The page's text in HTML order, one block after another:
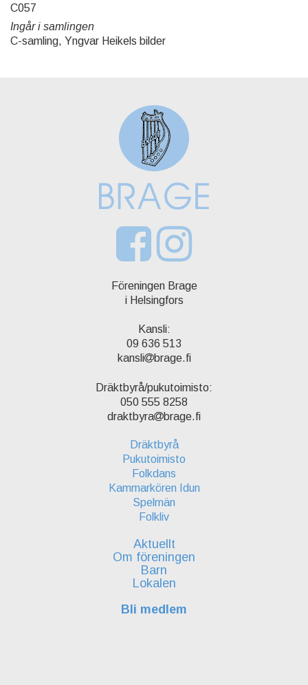
C057
Ingår i samlingen
C-samling, Yngvar Heikels bilder
Föreningen Brage
i Helsingfors
Kansli:
09 636 513
kansli
brage.fi
Dräktbyrå/pukutoimisto:
050 555 8258
draktbyra
brage.fi
Dräktbyrå
Pukutoimisto
Folkdans
Kammarkören Idun
Spelmän
Folkliv
Aktuellt
Om föreningen
Barn
Lokalen
Bli medlem